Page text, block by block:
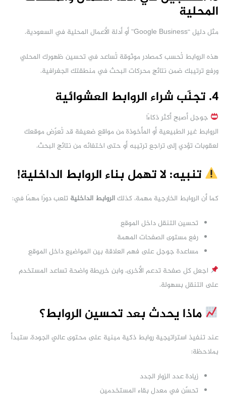
المحلية
مثل دليل “Google Business” أو أدلة الأعمال المحلية في السعودية.
هذه الروابط تُحسب كمصادر موثوقة تُساعد في تحسين ظهورك المحلي
ورفع ترتيبك ضمن نتائج محركات البحث في منطقتك الجغرافية.
4. تجنّب شراء الروابط العشوائية
جوجل أصبح أكثر ذكاءً!
الروابط غير الطبيعية أو المأخوذة من مواقع ضعيفة قد تُعرّض موقعك
لعقوبات تؤدي إلى تراجع ترتيبه أو حتى اختفائه من نتائج البحث.
تنبيه: لا تهمل بناء الروابط الداخلية!
كما أن الروابط الخارجية مهمة، كذلكالروابط الداخلية تلعب دورًا مهمًا في:
تحسين التنقل داخل الموقع
رفع مستوى الصفحات المهمة
مساعدة جوجل على فهم العلاقة بين المواضيع داخل الموقع
اجعل كل صفحة تدعم الأخرى، وابنِ خريطة واضحة تساعد المستخدم
على التنقل بسهولة.
ماذا يحدث بعد تحسين الروابط؟
عند تنفيذ استراتيجية روابط ذكية مبنية على محتوى عالي الجودة، ستبدأ
بملاحظة:
زيادة عدد الزوار الجدد
تحسّن في معدل بقاء المستخدمين